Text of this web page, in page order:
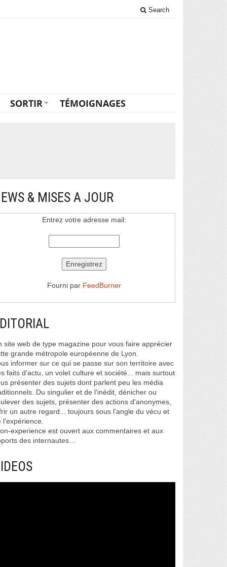
Search
SORTIR TÉMOIGNAGES
& MISES A JOUR
Entrez votre adresse mail:
Fourni par FeedBurner
site web de type magazine pour vous faire apprécier
grande métropole européenne de Lyon.
informer sur ce qui se passe sur son territoire avec
faits d'actu, un volet culture et société... mais surtout
présenter des sujets dont parlent peu les média
Du singulier et de l'inédit, dénicher ou
des sujets, présenter des actions d'anonymes,
un autre regard... toujours sous l'angle du vécu et
l'expérience.
experience est ouvert aux commentaires et aux
des internautes...